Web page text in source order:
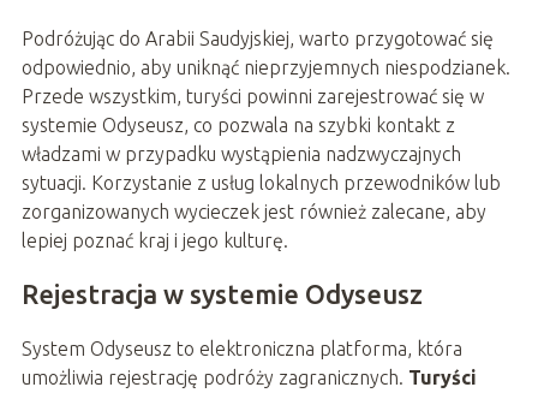
Podróżując do Arabii Saudyjskiej, warto przygotować się
odpowiednio, aby uniknąć nieprzyjemnych niespodzianek.
Przede wszystkim, turyści powinni zarejestrować się w
systemie Odyseusz, co pozwala na szybki kontakt z
władzami w przypadku wystąpienia nadzwyczajnych
sytuacji. Korzystanie z usług lokalnych przewodników lub
zorganizowanych wycieczek jest również zalecane, aby
lepiej poznać kraj i jego kulturę.
Rejestracja w systemie Odyseusz
System Odyseusz to elektroniczna platforma, która
umożliwia rejestrację podróży zagranicznych. Turyści